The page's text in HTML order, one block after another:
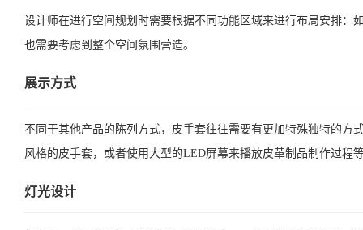
设计师在进行空间规划时需要根据不同功能区域来进行布局安排
也需要考虑到整个空间氛围营造。
展示方式
不同于其他产品的陈列方式，皮手套往往需要有更加特殊独特的
风格的皮手套，或者使用大型的LED屏幕来播放皮革制品制作过程
灯光设计